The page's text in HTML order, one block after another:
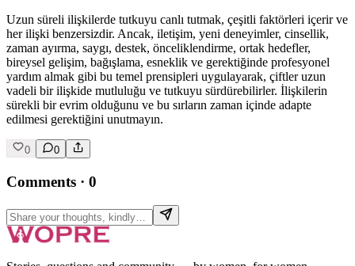
Uzun süreli ilişkilerde tutkuyu canlı tutmak, çeşitli faktörleri içerir ve
her ilişki benzersizdir. Ancak, iletişim, yeni deneyimler, cinsellik,
zaman ayırma, saygı, destek, önceliklendirme, ortak hedefler,
bireysel gelişim, bağışlama, esneklik ve gerektiğinde profesyonel
yardım almak gibi bu temel prensipleri uygulayarak, çiftler uzun
vadeli bir ilişkide mutluluğu ve tutkuyu sürdürebilirler. İlişkilerin
sürekli bir evrim olduğunu ve bu sırların zaman içinde adapte
edilmesi gerektiğini unutmayın.
0 0
Comments · 0